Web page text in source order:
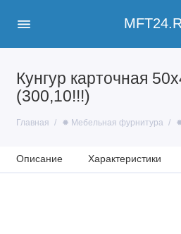
Кунгур карточная
(300,10!!!)
Главная ✹ Мебельная фурнитура
Описание Характеристики